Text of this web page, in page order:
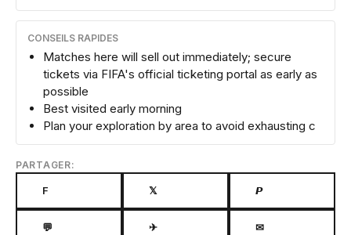
CONSEILS RAPIDES
Matches here will sell out immediately; secure
tickets via FIFA's official ticketing portal as early as
possible
Best visited early morning
Plan your exploration by area to avoid exhausting c
PARTAGER:
F 𝕏 𝙋
💬 ✈ ✉